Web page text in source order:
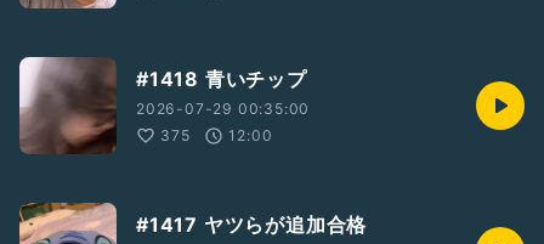
#1418 青いチップ
2026-07-29 00:35:00
375
12:00
#1417 ヤツらが追加合格